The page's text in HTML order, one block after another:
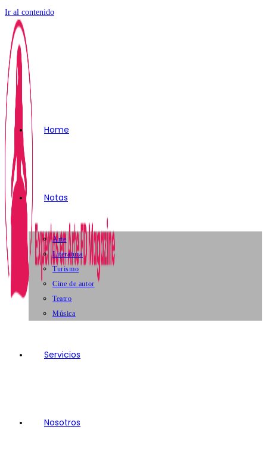
Ir al contenido
Home
Notas
Arte
Literatura
Turismo
Cine de autor
Teatro
Música
Servicios
Nosotros